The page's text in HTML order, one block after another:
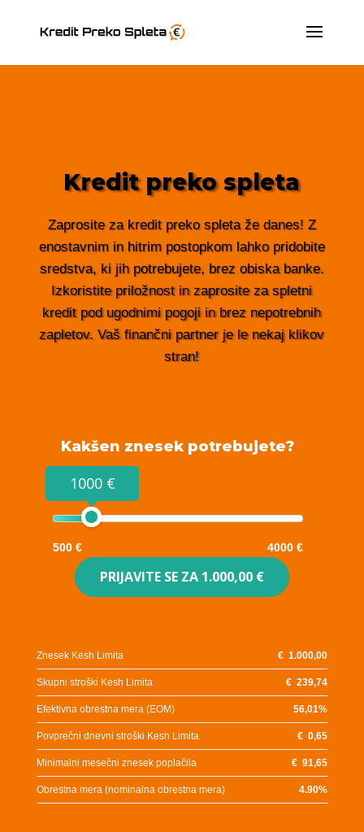
Kredit preko spleta
Zaprosite za kredit preko spleta že danes! Z
enostavnim in hitrim postopkom lahko pridobite
sredstva, ki jih potrebujete, brez obiska banke.
Izkoristite priložnost in zaprosite za spletni
kredit pod ugodnimi pogoji in brez nepotrebnih
zapletov. Vaš finančni partner je le nekaj klikov
stran!
Kakšen znesek potrebujete?
1000 €
500 € 4000 €
PRIJAVITE SE ZA 1.000,00 €
Znesek Kesh Limita €1.000,00
Skupni stroški Kesh Limita €239,74
Efektivna obrestna mera (EOM) 56,01%
Povprečni dnevni stroški Kesh Limita €0,65
Minimalni mesečni znesek poplačila €91,65
Obrestna mera (nominalna obrestna mera) 4.90%